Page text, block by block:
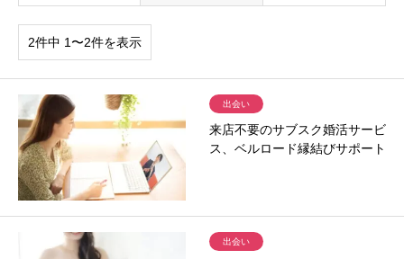
2件中 1〜2件を表示
出会い
来店不要のサブスク婚活サービ
ス、ベルロード縁結びサポート
出会い